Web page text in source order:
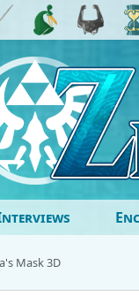
Mask 3D